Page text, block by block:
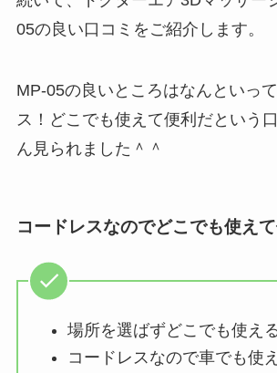
05の良い口コミをご紹介します。
MP-05の良いところはなんといっ
ス！どこでも使えて便利だという
ん見られました＾＾
コードレスなのでどこでも使えて
場所を選ばずどこでも使え
コードレスなので車でも使